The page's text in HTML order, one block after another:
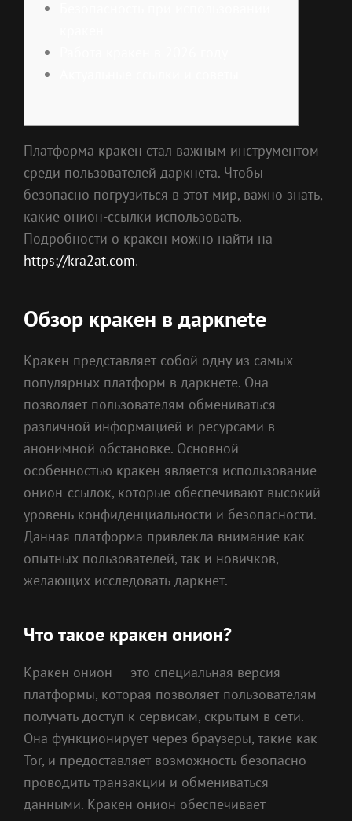
Платформа кракен стал важным инструментом
среди пользователей даркнета. Чтобы
безопасно погрузиться в этот мир, важно знать,
какие онион-ссылки использовать.
Подробности о кракен можно найти на
https://kra2at.com.
Обзор кракен в даркnete
Кракен представляет собой одну из самых
популярных платформ в даркнете. Она
позволяет пользователям обмениваться
различной информацией и ресурсами в
анонимной обстановке. Основной
особенностью кракен является использование
онион-ссылок, которые обеспечивают высокий
уровень конфиденциальности и безопасности.
Данная платформа привлекла внимание как
опытных пользователей, так и новичков,
желающих исследовать даркнет.
Что такое кракен онион?
Кракен онион — это специальная версия
платформы, которая позволяет пользователям
получать доступ к сервисам, скрытым в сети.
Она функционирует через браузеры, такие как
Tor, и предоставляет возможность безопасно
проводить транзакции и обмениваться
данными. Кракен онион обеспечивает